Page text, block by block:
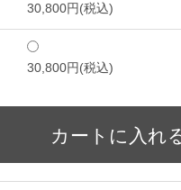
30,800円(税込)
30,800円(税込)